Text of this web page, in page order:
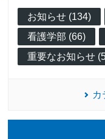
お知らせ (134)
看護学部 (66)
重要なお知らせ
カ